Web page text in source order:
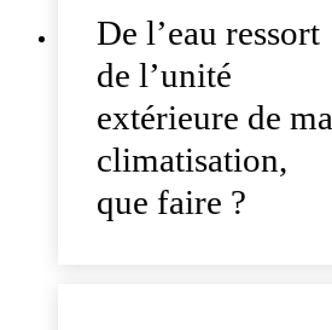
De l’eau ressort
de l’unité
extérieure de ma
climatisation,
que faire ?